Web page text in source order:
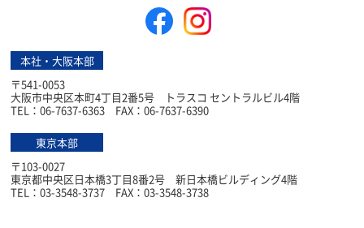
本社・大阪本部
〒541-0053
大阪市中央区本町4丁目2番5号 トラスコ セントラルビル4階
TEL：06-7637-6363 FAX：06-7637-6390
東京本部
〒103-0027
東京都中央区日本橋3丁目8番2号 新日本橋ビルディング4階
TEL：03-3548-3737 FAX：03-3548-3738